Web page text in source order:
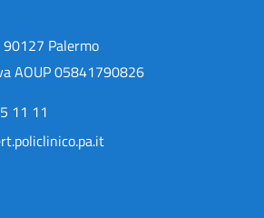
90127 Palermo
AOUP 05841790826
11 11